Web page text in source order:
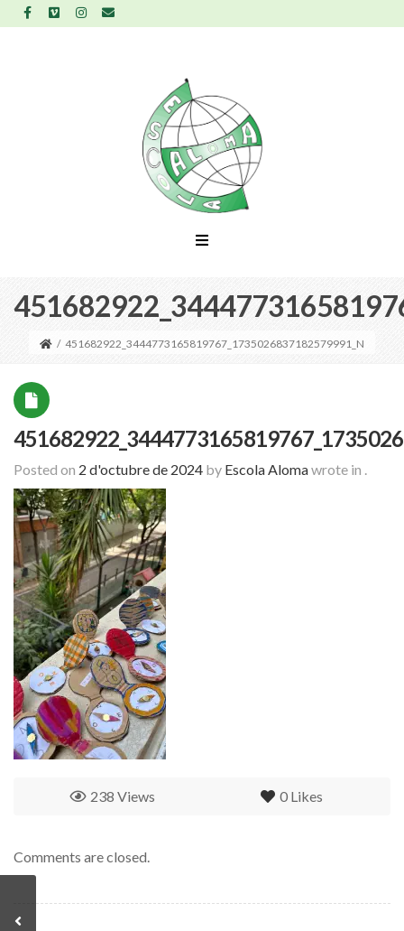
/ 451682922_3444773165819767_1735026837182579991_N
Posted on 2 d'octubre de 2024 by Escola Alomawrote in .
0 Likes
238 Views
Comments are closed.